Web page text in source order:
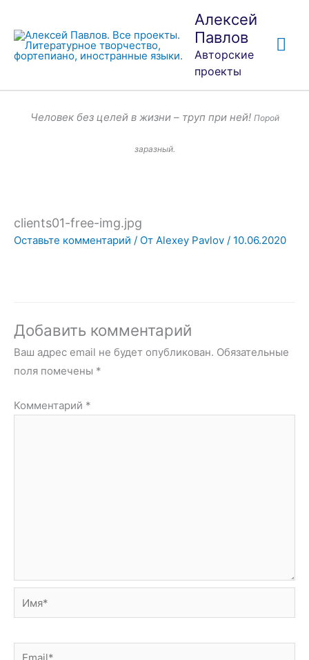
содержимому
Алексей
Павлов
Авторские
проекты
Человек без целей в жизни – труп при ней! Порой
заразный.
clients01-free-img.jpg
Оставьте комментарий / От Alexey Pavlov / 10.06.2020
Добавить комментарий
Ваш адрес email не будет опубликован. Обязательные
поля помечены *
Комментарий *
Имя*
Email*